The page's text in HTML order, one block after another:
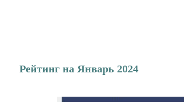
Рейтинг на Январь 2024